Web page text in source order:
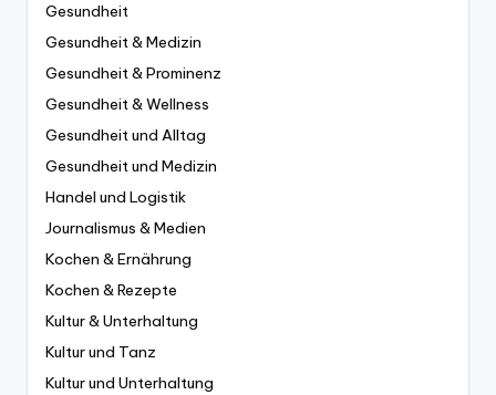
Gesundheit
Gesundheit & Medizin
Gesundheit & Prominenz
Gesundheit & Wellness
Gesundheit und Alltag
Gesundheit und Medizin
Handel und Logistik
Journalismus & Medien
Kochen & Ernährung
Kochen & Rezepte
Kultur & Unterhaltung
Kultur und Tanz
Kultur und Unterhaltung